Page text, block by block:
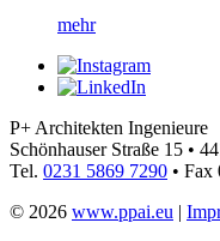
mehr
P+ Architekten Ingenieure
Schönhauser Straße 15 •
Tel. 0231 5869 7290 • Fax
© 2026 www.ppai.eu |